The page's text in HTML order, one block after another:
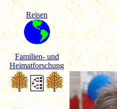
Reisen
Familien- und
Heimatforschung